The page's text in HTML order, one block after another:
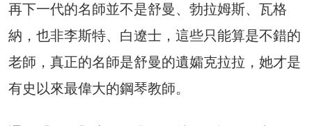
再下一代的名師並不是舒曼、勃拉姆斯、瓦格
納，也非李斯特、白遼士，這些只能算是不錯的
老師，真正的名師是舒曼的遺孀克拉拉，她才是
有史以來最偉大的鋼琴教師。